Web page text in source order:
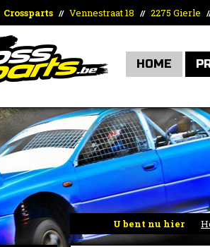
Crossparts // Vennestraat 18 // 2275 Gierle
HOME
U bent nu hier